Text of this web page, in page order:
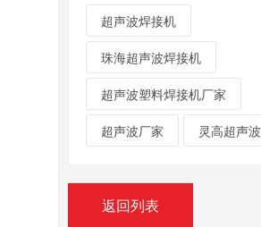
超声波焊接机
珠海超声波焊接机
超声波塑料焊接机厂家
超声波厂家 灵高超声波
返回列表